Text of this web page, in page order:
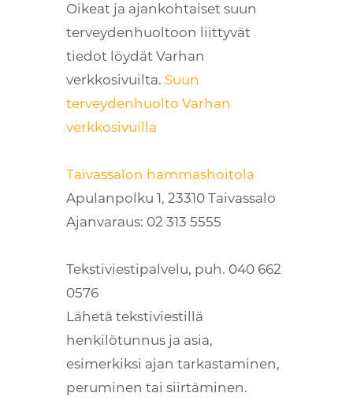
Oikeat ja ajankohtaiset suun
terveydenhuoltoon liittyvät
tiedot löydät Varhan
verkkosivuilta. Suun
terveydenhuolto Varhan
verkkosivuilla
Taivassalon hammashoitola
Apulanpolku 1, 23310 Taivassalo
Ajanvaraus: 02 313 5555
Tekstiviestipalvelu, puh. 040 662
0576
Lähetä tekstiviestillä
henkilötunnus ja asia,
esimerkiksi ajan tarkastaminen,
peruminen tai siirtäminen.